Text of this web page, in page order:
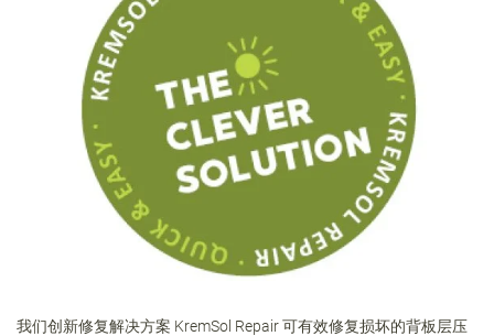
我们创新修复解决方案 KremSol Repair 可有效修复损坏的背板层压